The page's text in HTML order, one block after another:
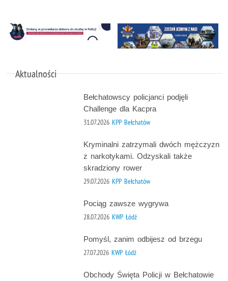
Aktualności
Bełchatowscy policjanci podjęli
Challenge dla Kacpra
31.07.2026 KPP Bełchatów
Kryminalni zatrzymali dwóch mężczyzn
z narkotykami. Odzyskali także
skradziony rower
29.07.2026 KPP Bełchatów
Pociąg zawsze wygrywa
28.07.2026 KWP Łódź
Pomyśl, zanim odbijesz od brzegu
27.07.2026 KWP Łódź
Obchody Święta Policji w Bełchatowie